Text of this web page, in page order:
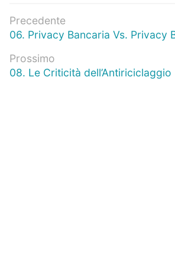
Navigazione
articoli
Precedente
Articolo
06. Privacy Bancaria Vs. Privacy
Prossimo
Prossimo
08. Le Criticità dell’Antiriciclaggio